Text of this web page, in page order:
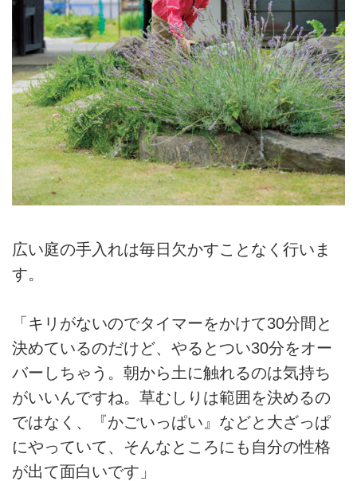
広い庭の手入れは毎日欠かすことなく行いま
す。
「キリがないのでタイマーをかけて30分間と
決めているのだけど、やるとつい30分をオー
バーしちゃう。朝から土に触れるのは気持ち
がいいんですね。草むしりは範囲を決めるの
ではなく、『かごいっぱい』などと大ざっぱ
にやっていて、そんなところにも自分の性格
が出て面白いです」